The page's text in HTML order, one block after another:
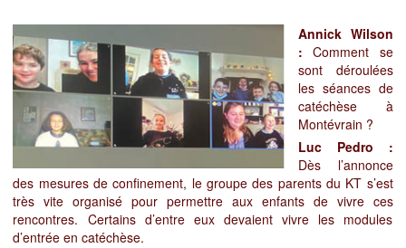
Annick Wilson
: Comment se
sont déroulées
les séances de
catéchèse à
Montévrain ?
Luc Pedro :
Dès l’annonce
des mesures de confinement, le groupe des parents du KT s’est
très vite organisé pour permettre aux enfants de vivre ces
rencontres. Certains d’entre eux devaient vivre les modules
d’entrée en catéchèse.